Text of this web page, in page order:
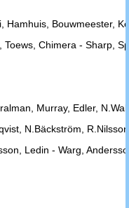
Hamhuis, Bouwmeester,
Chimera - Sharp,
Murray, Edler,
N.Bäckström,
Ledin - Warg,